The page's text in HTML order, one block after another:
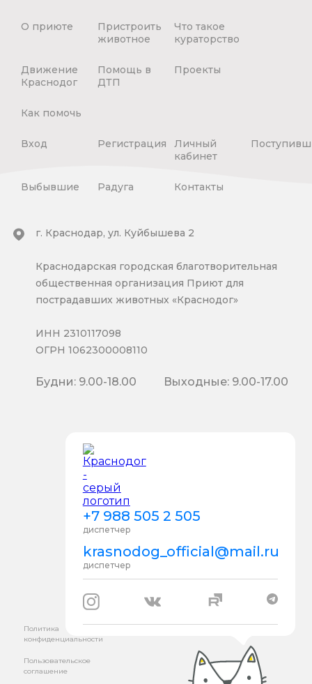
О приюте
Пристроить
животное
Что такое
кураторство
Движение
Краснодог
Помощь в
ДТП
Проекты
Как помочь
Вход Регистрация
Личный
кабинет
Выбывшие Радуга Контакты
+7 988 505 2 505
диспетчер
krasnodog_official@mail.ru
диспетчер
г. Краснодар, ул. Куйбышева 2
Краснодарская городская благотворительная
общественная организация Приют для
пострадавших животных «Краснодог»
ИНН 2310117098
ОГРН 1062300008110
Будни: 9.00-18.00 Выходные: 9.00-17.00
Политика
конфиденциальности
Пользовательское
соглашение